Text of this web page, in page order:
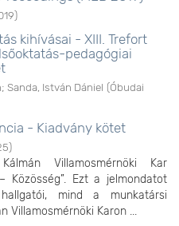
)
kihívásai - XIII. Trefort
pedagógiai
; Sanda, István Dániel (Óbudai
- Kiadvány kötet
)
Villamosmérnöki Kar
Közösség”. Ezt a jelmondatot
mind a munkatársi
Villamosmérnöki Karon ...